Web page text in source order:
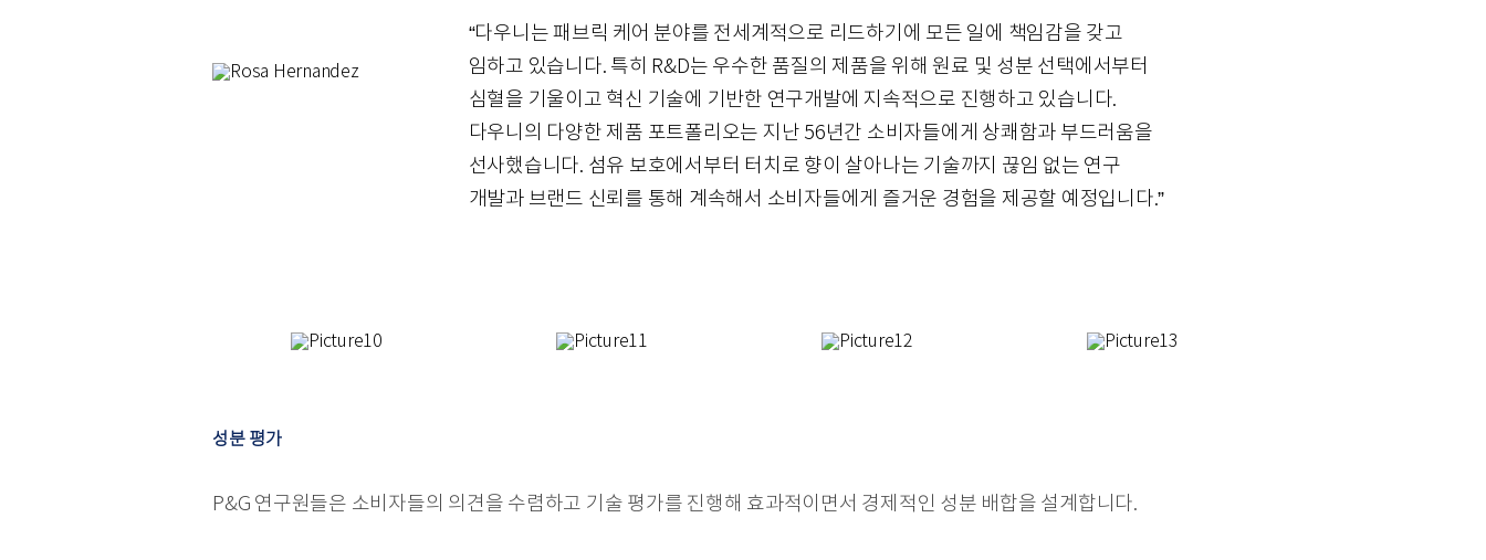
“다우니는 패브릭 케어 분야를 전세계적으로 리드하기에 모든 일에 책임감을 갖고
임하고 있습니다. 특히 R&D는 우수한 품질의 제품을 위해 원료 및 성분 선택에서부터
심혈을 기울이고 혁신 기술에 기반한 연구개발에 지속적으로 진행하고 있습니다.
다우니의 다양한 제품 포트폴리오는 지난 56년간 소비자들에게 상쾌함과 부드러움을
선사했습니다. 섬유 보호에서부터 터치로 향이 살아나는 기술까지 끊임 없는 연구
개발과 브랜드 신뢰를 통해 계속해서 소비자들에게 즐거운 경험을 제공할 예정입니다.”
성분 평가
P&G 연구원들은 소비자들의 의견을 수렴하고 기술 평가를 진행해 효과적이면서 경제적인 성분 배합을 설계합니다.